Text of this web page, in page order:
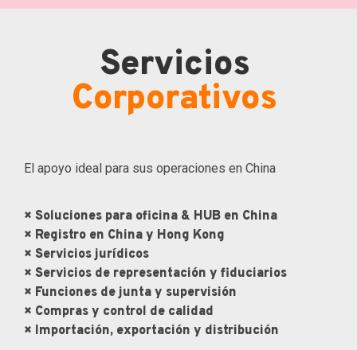
Servicios
Corporativos
El apoyo ideal para sus operaciones en China
× Soluciones para oficina & HUB en China
× Registro en China y Hong Kong
× Servicios jurídicos
× Servicios de representación y fiduciarios
× Funciones de junta y supervisión
× Compras y control de calidad
× Importación, exportación y distribución